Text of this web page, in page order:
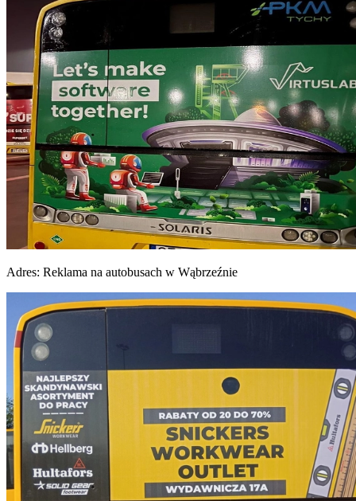
Adres: Reklama na autobusach w Wąbrzeźnie